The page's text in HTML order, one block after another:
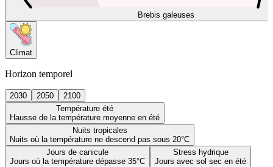
Brebis galeuses
Climat
Horizon temporel
2030 2050
2100
Température été
Hausse de la température moyenne en été
Nuits tropicales
Nuits où la température ne descend pas sous 20°C
Jours de canicule
Jours où la température dépasse 35°C
Stress hydrique
Jours avec sol sec en été